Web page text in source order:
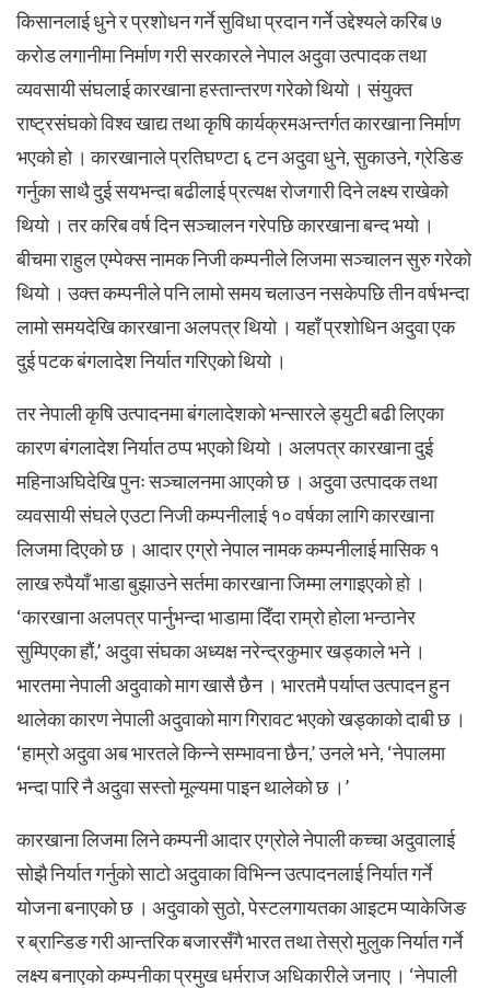
किसानलाई धुने र प्रशोधन गर्ने सुविधा प्रदान गर्ने उद्देश्यले करिब ७
करोड लगानीमा निर्माण गरी सरकारले नेपाल अदुवा उत्पादक तथा
व्यवसायी संघलाई कारखाना हस्तान्तरण गरेको थियो । संयुक्त
राष्ट्रसंघको विश्व खाद्य तथा कृषि कार्यक्रमअन्तर्गत कारखाना निर्माण
भएको हो । कारखानाले प्रतिघण्टा ६ टन अदुवा धुने, सुकाउने, ग्रेडिङ
गर्नुका साथै दुई सयभन्दा बढीलाई प्रत्यक्ष रोजगारी दिने लक्ष्य राखेको
थियो ।तर करिब वर्ष दिन सञ्चालन गरेपछि कारखाना बन्द भयो ।
बीचमा राहुल एम्पेक्स नामक निजी कम्पनीले लिजमा सञ्चालन सुरु गरेको
थियो । उक्त कम्पनीले पनि लामो समय चलाउन नसकेपछि तीन वर्षभन्दा
लामो समयदेखि कारखाना अलपत्र थियो । यहाँ प्रशोधिन अदुवा एक
दुई पटक बंगलादेश निर्यात गरिएको थियो ।
तर नेपाली कृषि उत्पादनमा बंगलादेशको भन्सारले ड्युटी बढी लिएका
कारण बंगलादेश निर्यात ठप्प भएको थियो । अलपत्र कारखाना दुई
महिनाअघिदेखि पुनः सञ्चालनमा आएको छ । अदुवा उत्पादक तथा
व्यवसायी संघले एउटा निजी कम्पनीलाई १० वर्षका लागि कारखाना
लिजमा दिएको छ । आदार एग्रो नेपाल नामक कम्पनीलाई मासिक १
लाख रुपैयाँ भाडा बुझाउने सर्तमा कारखाना जिम्मा लगाइएको हो ।
‘कारखाना अलपत्र पार्नुभन्दा भाडामा दिँदा राम्रो होला भन्ठानेर
सुम्पिएका हौं,’ अदुवा संघका अध्यक्ष नरेन्द्रकुमार खड्काले भने ।
भारतमा नेपाली अदुवाको माग खासै छैन । भारतमै पर्याप्त उत्पादन हुन
थालेका कारण नेपाली अदुवाको माग गिरावट भएको खड्काको दाबी छ ।
‘हाम्रो अदुवा अब भारतले किन्ने सम्भावना छैन,’ उनले भने, ‘नेपालमा
भन्दा पारि नै अदुवा सस्तो मूल्यमा पाइन थालेको छ ।’
कारखाना लिजमा लिने कम्पनी आदार एग्रोले नेपाली कच्चा अदुवालाई
सोझै निर्यात गर्नुको साटो अदुवाका विभिन्न उत्पादनलाई निर्यात गर्ने
योजना बनाएको छ । अदुवाको सुठो, पेस्टलगायतका आइटम प्याकेजिङ
र ब्रान्डिङ गरी आन्तरिक बजारसँगै भारत तथा तेस्रो मुलुक निर्यात गर्ने
लक्ष्य बनाएको कम्पनीका प्रमुख धर्मराज अधिकारीले जनाए । ‘नेपाली